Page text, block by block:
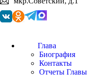
Глава
Биография
Контакты
Отчеты